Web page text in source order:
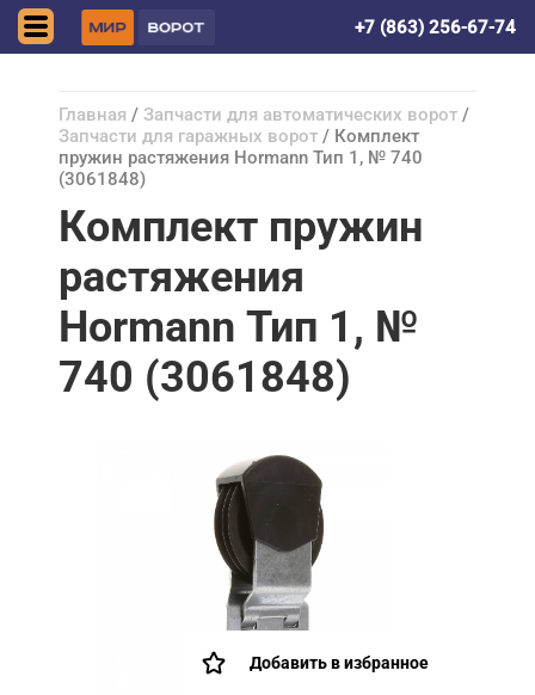
+7 (863) 256-67-74
Главная / Запчасти для автоматических ворот /
Запчасти для гаражных ворот / Комплект
пружин растяжения Hormann Тип 1, № 740
(3061848)
Комплект пружин
растяжения
Hormann Тип 1, №
740 (3061848)
Добавить в избранное